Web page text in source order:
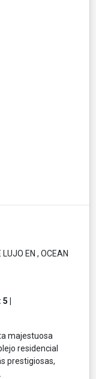
EN , OCEAN
|
majestuosa
residencial
prestigiosas,